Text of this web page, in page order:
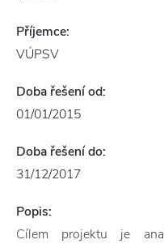
Příjemce:
VÚPSV
Doba řešení od:
01/01/2015
Doba řešení do:
31/12/2017
Popis:
Cílem projektu je